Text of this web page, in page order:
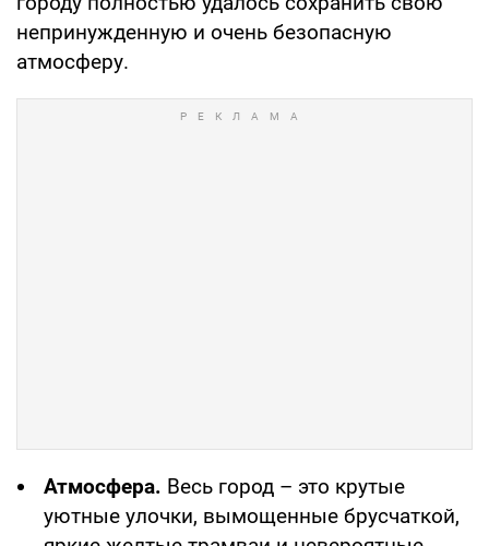
непринужденную и очень безопасную
атмосферу.
Атмосфера. Весь город – это крутые
уютные улочки, вымощенные брусчаткой,